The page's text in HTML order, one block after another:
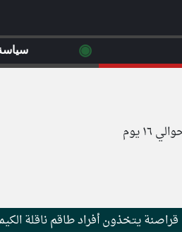
يوم
قراصنة يتخذون أفراد طاقم ناقلة
◉